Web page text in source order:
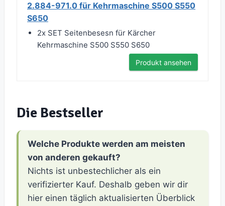
2.884-971.0 für Kehrmaschine S500 S550
S650
2x SET Seitenbesesn für Kärcher
Kehrmaschine S500 S550 S650
Produkt ansehen
Die Bestseller
Welche Produkte werden am meisten
von anderen gekauft?
Nichts ist unbestechlicher als ein
verifizierter Kauf. Deshalb geben wir dir
hier einen täglich aktualisierten Überblick